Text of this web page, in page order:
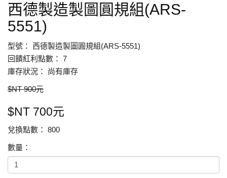
西德製造製圖圓規組(ARS-
5551)
型號： 西德製造製圖圓規組(ARS-5551)
回饋紅利點數： 7
庫存狀況： 尚有庫存
$NT 900元
$NT 700元
兌換點數： 800
數量：